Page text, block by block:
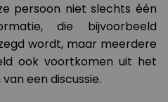
persoon niet slechts één
die bijvoorbeeld
wordt, maar meerdere
ook voortkomen uit het
een discussie.